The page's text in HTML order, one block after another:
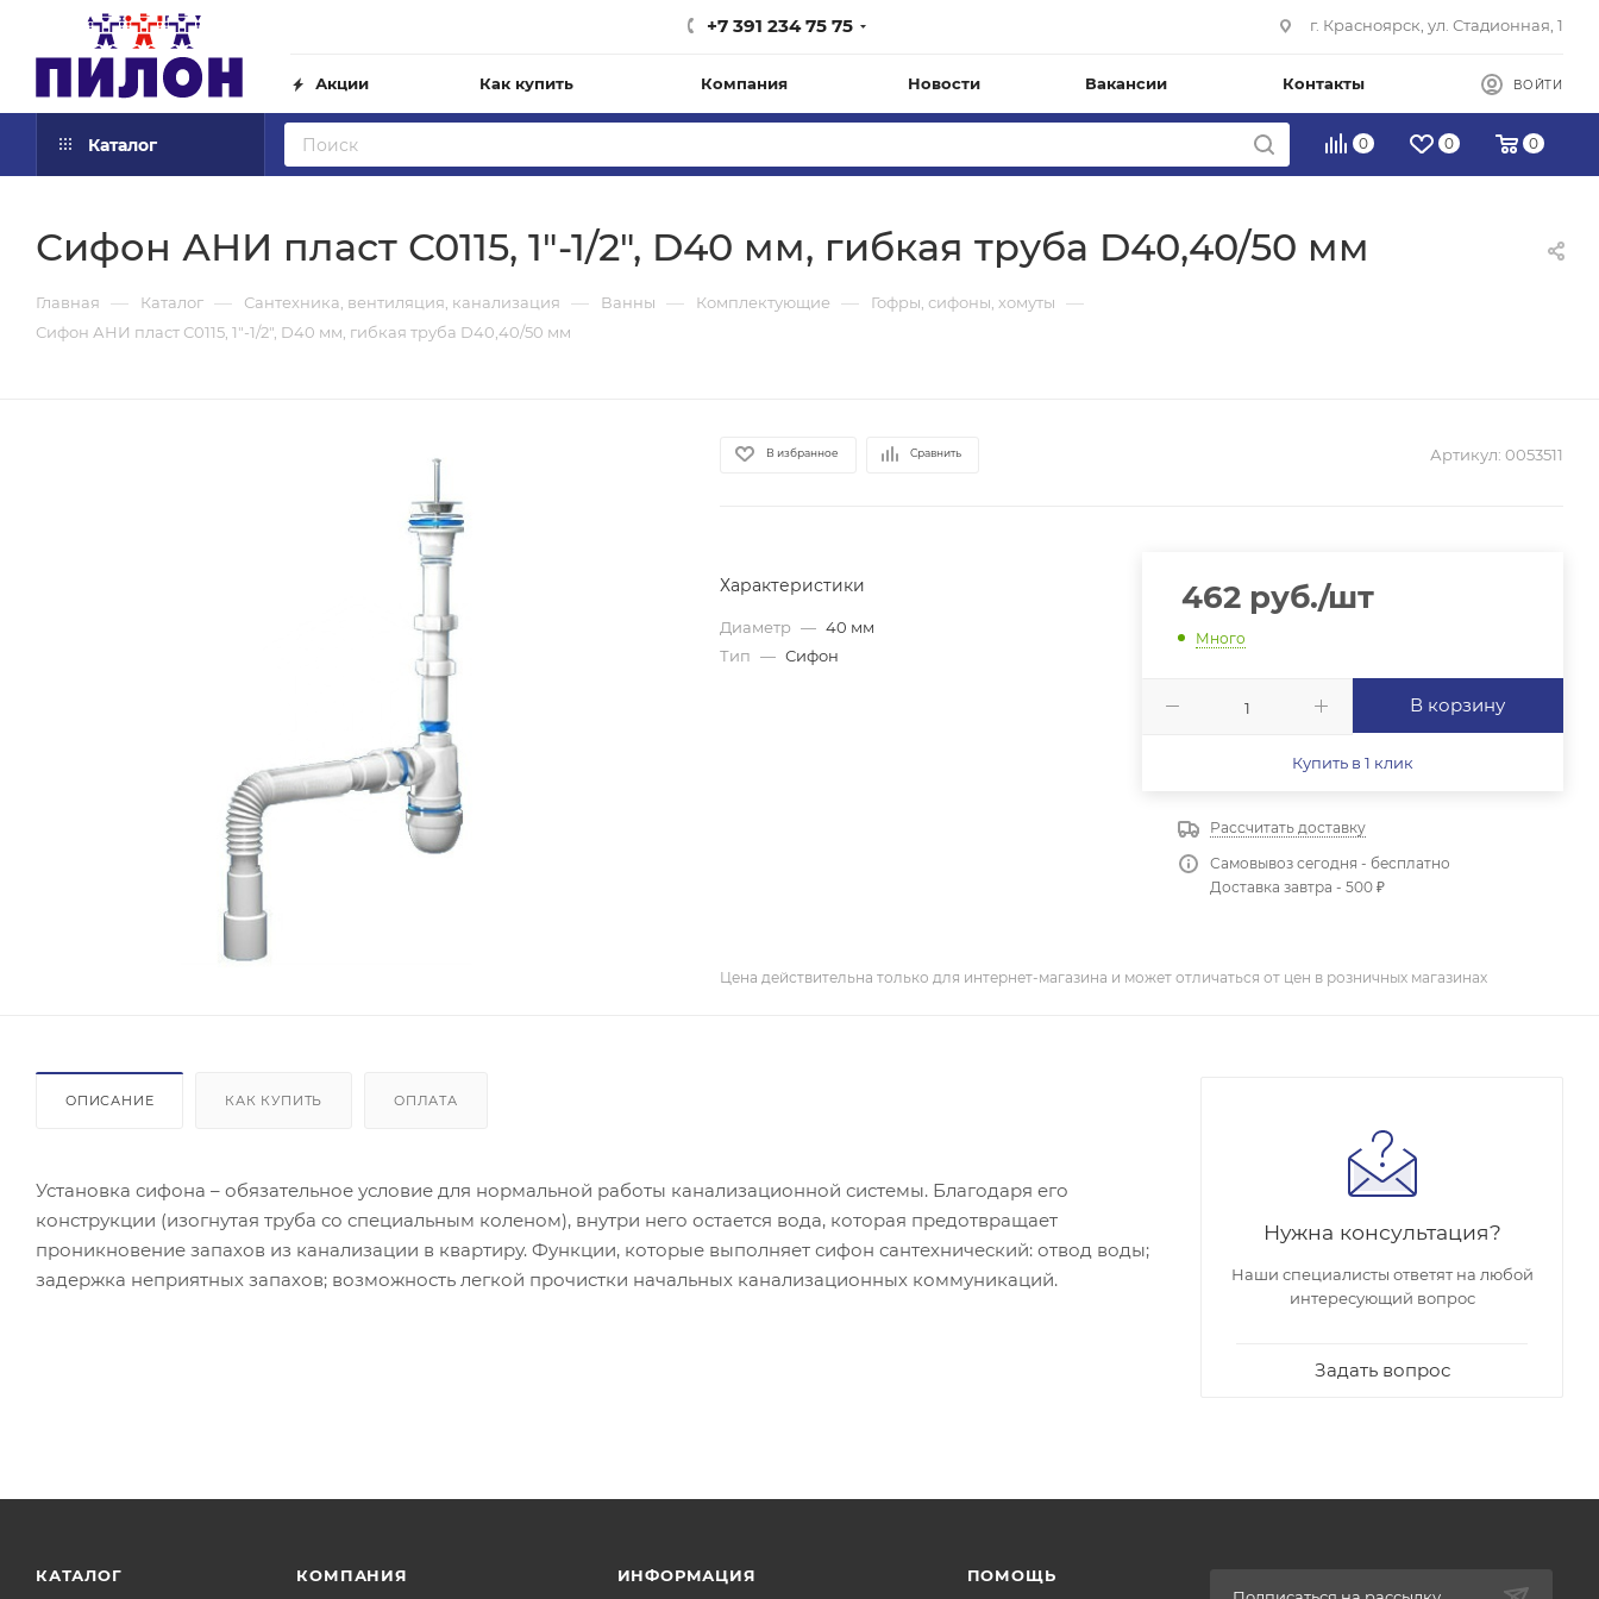
+7 391 234 75 75 г. Красноярск, ул. Стадионная, 1
Акции Как купить Компания Новости Вакансии Контакты ВОЙТИ
Каталог 0 0 0
Сифон АНИ пласт С0115, 1"-1/2", D40 мм, гибкая труба D40,40/50 мм
Главная — Каталог — Сантехника, вентиляция, канализация — Ванны — Комплектующие — Гофры, сифоны, хомуты —
Сифон АНИ пласт С0115, 1"-1/2", D40 мм, гибкая труба D40,40/50 мм
В избранное Сравнить Артикул: 0053511
Характеристики
Диаметр — 40 мм
Тип — Сифон
462руб./шт
Много
В корзину
Купить в 1 клик
Рассчитать доставку
Самовывоз сегодня - бесплатно
Доставка завтра - 500 ₽
Цена действительна только для интернет-магазина и может отличаться от цен в розничных магазинах
ОПИСАНИЕ КАК КУПИТЬ ОПЛАТА
Установка сифона – обязательное условие для нормальной работы канализационной системы. Благодаря его
конструкции (изогнутая труба со специальным коленом), внутри него остается вода, которая предотвращает
проникновение запахов из канализации в квартиру. Функции, которые выполняет сифон сантехнический: отвод воды;
задержка неприятных запахов; возможность легкой прочистки начальных канализационных коммуникаций.
Нужна консультация?
Наши специалисты ответят на любой
интересующий вопрос
Задать вопрос
КАТАЛОГ КОМПАНИЯ ИНФОРМАЦИЯ
ПОМОЩЬ